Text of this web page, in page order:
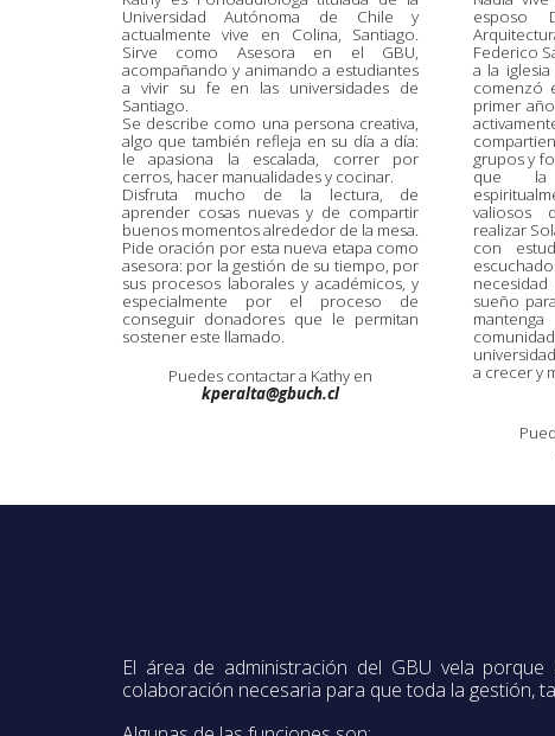
Universidad Autónoma de Chile y
actualmente vive en Colina, Santiago.
Sirve como Asesora en el GBU,
acompañando y animando a estudiantes
a vivir su fe en las universidades de
Santiago.
Se describe como una persona creativa,
algo que también refleja en su día a día:
le apasiona la escalada, correr por
cerros, hacer manualidades y cocinar.
Disfruta mucho de la lectura, de
aprender cosas nuevas y de compartir
buenos momentos alrededor de la mesa.
Pide oración por esta nueva etapa como
asesora: por la gestión de su tiempo, por
sus procesos laborales y académicos, y
especialmente por el proceso de
conseguir donadores que le permitan
sostener este llamado.
Puedes contactar a Kathy en
kperalta@gbuch.cl
esposo
Federico
a la
comenzó
primer
grupos y
que la
valiosos
realizar
con
sueño
a crecer y
El área de administración del GBU vela
colaboración necesaria para que toda la gestión,